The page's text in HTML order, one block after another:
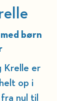
børn
Krelle er
op i
nul til